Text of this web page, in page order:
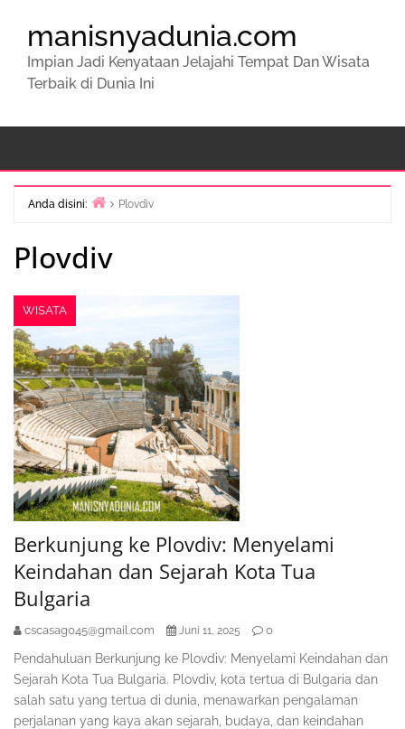
manisnyadunia.com
Impian Jadi Kenyataan Jelajahi Tempat Dan Wisata
Terbaik di Dunia Ini
Anda disini:
Plovdiv
Plovdiv
WISATA
Berkunjung ke Plovdiv: Menyelami
Keindahan dan Sejarah Kota Tua
Bulgaria
cscasag045@gmail.com Juni 11, 2025 0
Pendahuluan Berkunjung ke Plovdiv: Menyelami Keindahan dan
Sejarah Kota Tua Bulgaria. Plovdiv, kota tertua di Bulgaria dan
salah satu yang tertua di dunia, menawarkan pengalaman
perjalanan yang kaya akan sejarah, budaya, dan keindahan